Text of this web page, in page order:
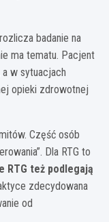
badanie na
ma tematu. Pacjent
w sytuacjach
opieki zdrowotnej
Część osób
Dla RTG to
RTG też podlegają
zdecydowana
od